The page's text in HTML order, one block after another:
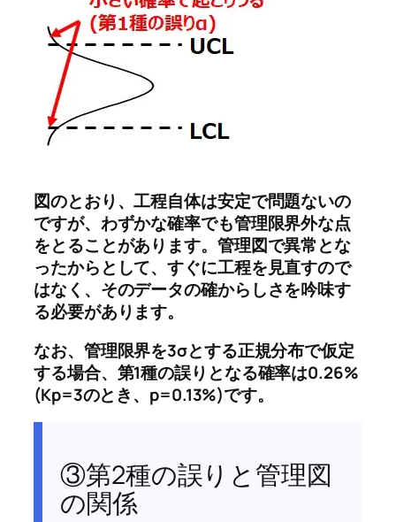
図のとおり、工程自体は安定で問題ないの
ですが、わずかな確率でも管理限界外な点
をとることがあります。管理図で異常とな
ったからとして、すぐに工程を見直すので
はなく、そのデータの確からしさを吟味す
る必要があります。
なお、管理限界を3σとする正規分布で仮定
する場合、第1種の誤りとなる確率は0.26%
(Kp=3のとき、p=0.13%)です。
③第2種の誤りと管理図
の関係